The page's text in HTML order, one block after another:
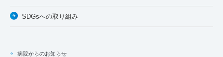
病院からのお知らせ
SDGsへの取り組み